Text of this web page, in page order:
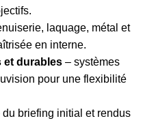
laquage, métal et
en interne.
et durables – systèmes
pour une flexibilité
du briefing initial et rendus